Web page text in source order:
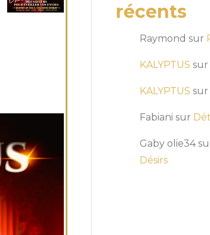
récents
Raymond sur
KALYPTUS sur
KALYPTUS sur
Fabiani sur
Gaby olie34
Désirs